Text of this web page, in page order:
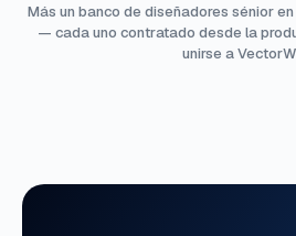
Más un banco de diseñadores sénior
— cada uno contratado desde la
unirse a